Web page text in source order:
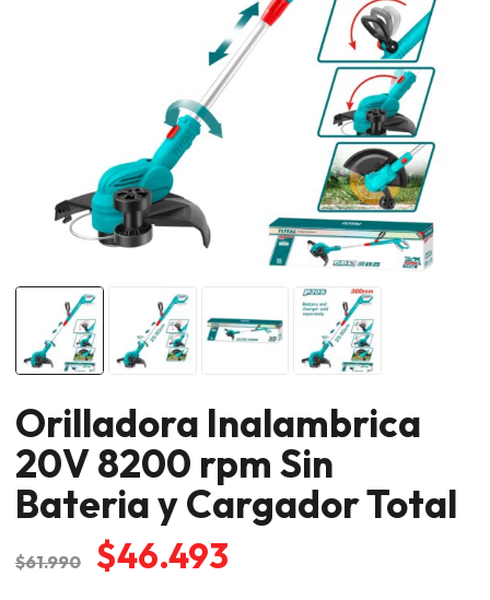
Orilladora Inalambrica
20V 8200 rpm Sin
Bateria y Cargador Total
$61.990
El
$46.493